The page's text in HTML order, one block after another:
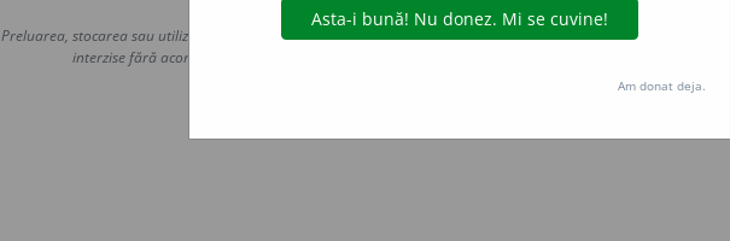
Copyright © 2004-2026 dexonline (https://dexonline.ro)
Preluarea, stocarea sau utilizarea datelor de pe acest site, inclusiv prin orice metode de extragere automată
interzise fără acordul nostru prealabil scris, cu excepția seturilor de date oferite oficial spre utilizare
Hosterion
Am donat deja.